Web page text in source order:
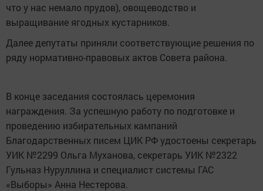
что у нас немало прудов), овощеводство и
выращивание ягодных кустарников.
Далее депутаты приняли соответствующие решения по
ряду нормативно-правовых актов Совета района.
В конце заседания состоялась церемония
награждения. За успешную работу по подготовке и
проведению избирательных кампаний
Благодарственных писем ЦИК РФ удостоены секретарь
УИК №2299 Ольга Муханова, секретарь УИК №2322
Гульназ Нуруллина и специалист системы ГАС
«Выборы» Анна Нестерова.